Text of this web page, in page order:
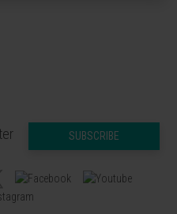
SUBSCRIBE